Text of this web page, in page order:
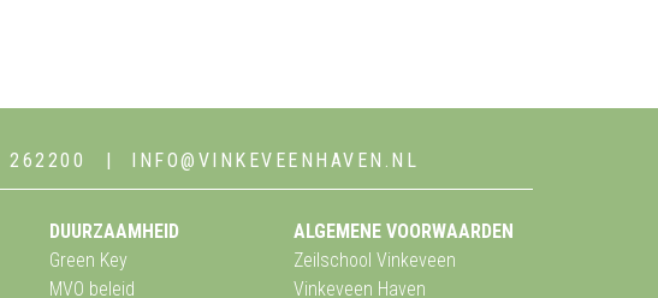
262200 INFO@VINKEVEENHAVEN.NL
DUURZAAMHEID
Green Key
MVO beleid
ALGEMENE VOORWAARDEN
Zeilschool Vinkeveen
Vinkeveen Haven